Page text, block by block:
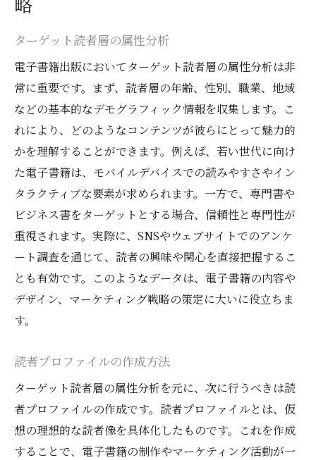
ターゲット読者層の属性分析
電子書籍出版においてターゲット読者層の属性分析は非
常に重要です。まず、読者層の年齢、性別、職業、地域
などの基本的なデモグラフィック情報を収集します。こ
れにより、どのようなコンテンツが彼らにとって魅力的
かを理解することができます。例えば、若い世代に向け
た電子書籍は、モバイルデバイスでの読みやすさやイン
タラクティブな要素が求められます。一方で、専門書や
ビジネス書をターゲットとする場合、信頼性と専門性が
重視されます。実際に、SNSやウェブサイトでのアンケ
ート調査を通じて、読者の興味や関心を直接把握するこ
とも有効です。このようなデータは、電子書籍の内容や
デザイン、マーケティング戦略の策定に大いに役立ちま
す。
読者プロファイルの作成方法
ターゲット読者層の属性分析を元に、次に行うべきは読
者プロファイルの作成です。読者プロファイルとは、仮
想の理想的な読者像を具体化したものです。これを作成
することで、電子書籍の制作やマーケティング活動が一